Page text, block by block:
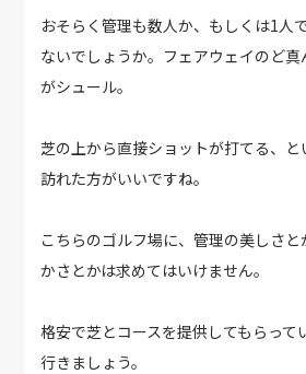
おそらく管理も数人か、もしくは1人
ないでしょうか。フェアウェイのど
がシュール。
芝の上から直接ショットが打てる、と
訪れた方がいいですね。
こちらのゴルフ場に、管理の美しさ
かさとかは求めてはいけません。
格安で芝とコースを提供してもらって
行きましょう。